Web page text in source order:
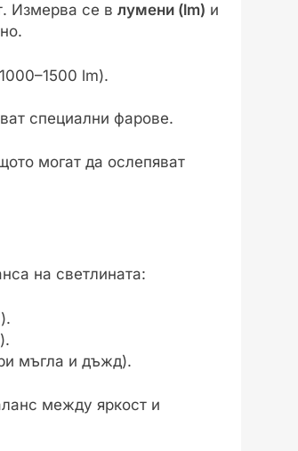
Измерва се в лумени (lm) и
lm).
специални фарове.
могат да ослепяват
на светлината:
мъгла и дъжд).
между яркост и